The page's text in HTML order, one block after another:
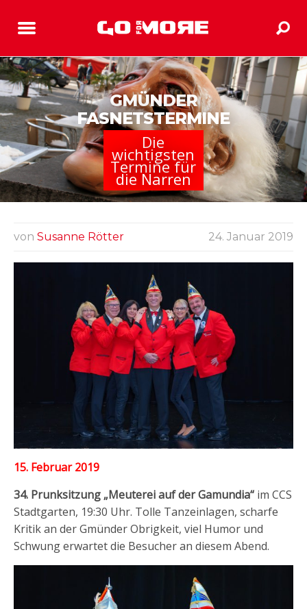
GMÜNDER
FASNETSTERMINE
Die
wichtigsten
Termine für
die Narren
von Susanne Rötter 24. Januar 2019
15. Februar 2019
34. Prunksitzung „Meuterei auf der Gamundia“ im CCS
Stadtgarten, 19:30 Uhr. Tolle Tanzeinlagen, scharfe
Kritik an der Gmünder Obrigkeit, viel Humor und
Schwung erwartet die Besucher an diesem Abend.